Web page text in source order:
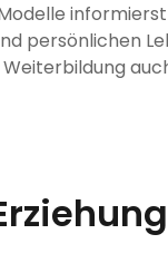
persönlichen